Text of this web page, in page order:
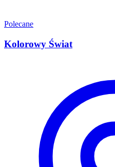
Polecane
Kolorowy Świat